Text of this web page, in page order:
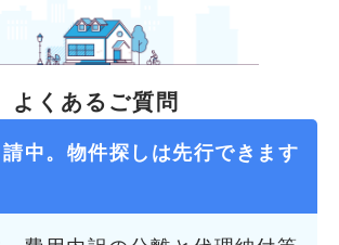
よくあるご質問
中。物件探しは先行できます